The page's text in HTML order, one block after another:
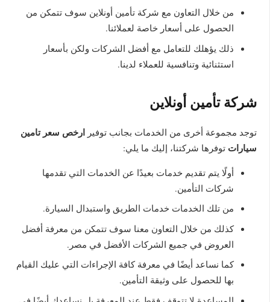
من خلال التعاون مع شركة تأمين أونلاين سوف تتمكن من
الحصول على أسعار خاصة لعملائنا.
ذلك يؤهلك للتعامل مع أفضل الشركات ولكن بأسعار
استثنائية وتنافسية للعملاء لدينا.
شركة تأمين أونلاين
توجد مجموعة أخرى من الخدمات بجانب توفيرارخص سعر تامين
سيارات توفرها شركتنا، إليك ما يلي:
أولًا يتم تقديم خدمات بعيدًا عن الخدمات التي تقدمها
شركات التأمين.
من تلك الخدمات خدمات الطريق واستبدال السيارة.
كذلك من خلال التعاون معنا سوف تتمكن من معرفة أفضل
العروض في جميع الشركات الأفضل في مصر.
كما نساعد أيضًا في معرفة كافة الإجراءات التي عليك القيام
بها للحصول على وثيقة التأمين.